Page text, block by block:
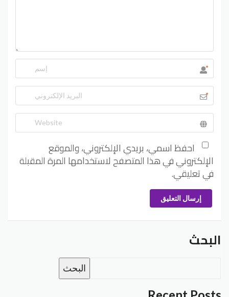
*
*
احفظ اسمي، بريدي الإلكتروني، والموقع
الإلكتروني في هذا المتصفح لاستخدامها المرة المقبلة
في تعليقي.
إرسال التعليق
البحث
البحث